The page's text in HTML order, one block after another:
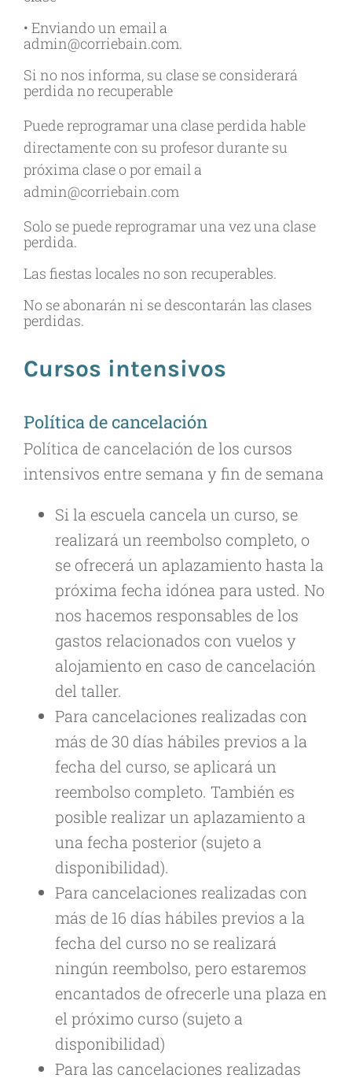
• Enviando un email a
admin@corriebain.com.
Si no nos informa, su clase se considerará
perdida no recuperable
Puede reprogramar una clase perdida hable
directamente con su profesor durante su
próxima clase o por email a
admin@corriebain.com
Solo se puede reprogramar una vez una clase
perdida.
Las fiestas locales no son recuperables.
No se abonarán ni se descontarán las clases
perdidas.
Cursos intensivos
Política de cancelación
Política de cancelación de los cursos
intensivos entre semana y fin de semana
Si la escuela cancela un curso, se
realizará un reembolso completo, o
se ofrecerá un aplazamiento hasta la
próxima fecha idónea para usted. No
nos hacemos responsables de los
gastos relacionados con vuelos y
alojamiento en caso de cancelación
del taller.
Para cancelaciones realizadas con
más de 30 días hábiles previos a la
fecha del curso, se aplicará un
reembolso completo. También es
posible realizar un aplazamiento a
una fecha posterior (sujeto a
disponibilidad).
Para cancelaciones realizadas con
más de 16 días hábiles previos a la
fecha del curso no se realizará
ningún reembolso, pero estaremos
encantados de ofrecerle una plaza en
el próximo curso (sujeto a
disponibilidad)
Para las cancelaciones realizadas